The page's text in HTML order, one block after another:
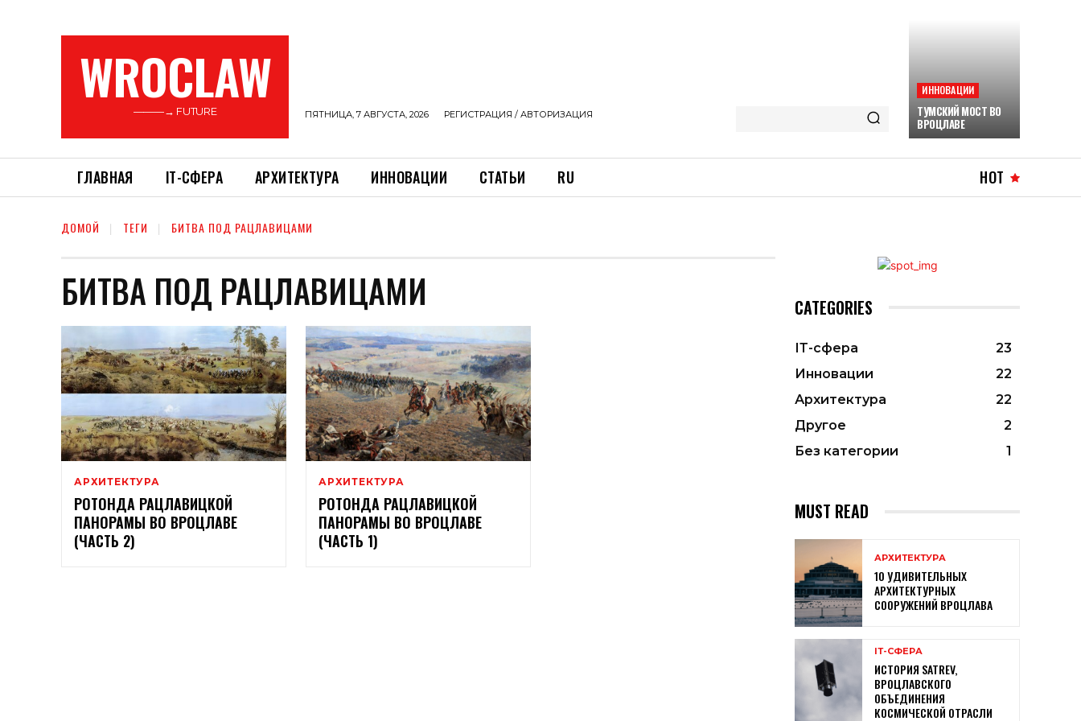
WROCLAW
———→ FUTURE ПЯТНИЦА, 7 АВГУСТА, 2026 РЕГИСТРАЦИЯ / АВТОРИЗАЦИЯ
ИННОВАЦИИ
ТУМСКИЙ МОСТ ВО
ВРОЦЛАВЕ
ГЛАВНАЯ ІТ-СФЕРА АРХИТЕКТУРА ИННОВАЦИИ СТАТЬИ RU HOT
ДОМОЙ ТЕГИ БИТВА ПОД РАЦЛАВИЦАМИ
БИТВА ПОД РАЦЛАВИЦАМИ
АРХИТЕКТУРА
РОТОНДА РАЦЛАВИЦКОЙ
ПАНОРАМЫ ВО ВРОЦЛАВЕ
(ЧАСТЬ 2)
АРХИТЕКТУРА
РОТОНДА РАЦЛАВИЦКОЙ
ПАНОРАМЫ ВО ВРОЦЛАВЕ
(ЧАСТЬ 1)
CATEGORIES
ІТ-сфера
23
Инновации
22
Архитектура
22
Другое
2
Без категории
1
MUST READ
АРХИТЕКТУРА
10 УДИВИТЕЛЬНЫХ
АРХИТЕКТУРНЫХ
СООРУЖЕНИЙ ВРОЦЛАВА
ІТ-СФЕРА
ИСТОРИЯ SATREV,
ВРОЦЛАВСКОГО
ОБЪЕДИНЕНИЯ
КОСМИЧЕСКОЙ ОТРАСЛИ